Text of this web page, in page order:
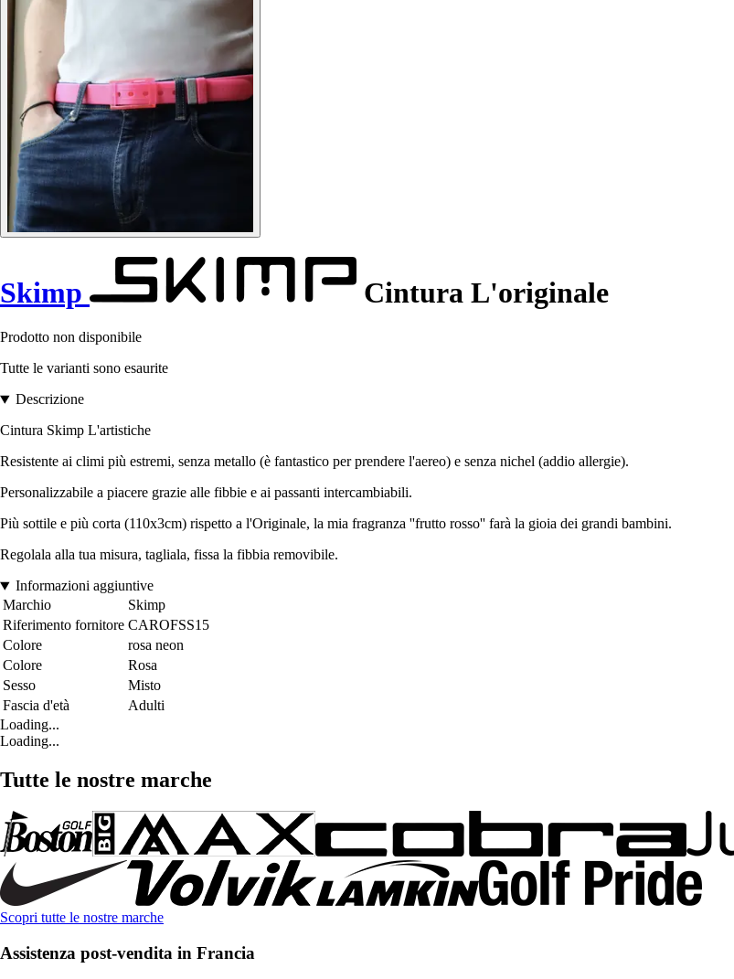
Skimp Cintura L'originale
Prodotto non disponibile
Tutte le varianti sono esaurite
Descrizione
Cintura Skimp L'artistiche
Resistente ai climi più estremi, senza metallo (è fantastico per prendere l'aereo) e senza nichel (addio allergie).
Personalizzabile a piacere grazie alle fibbie e ai passanti intercambiabili.
Più sottile e più corta (110x3cm) rispetto a l'Originale, la mia fragranza ''frutto rosso'' farà la gioia dei grandi bambini.
Regolala alla tua misura, tagliala, fissa la fibbia removibile.
Informazioni aggiuntive
Marchio
Skimp
Riferimento fornitore CAROFSS15
Colore
rosa neon
Colore
Rosa
Sesso
Misto
Fascia d'età
Adulti
Loading...
Loading...
Tutte le nostre marche
Scopri tutte le nostre marche
Assistenza post-vendita in Francia